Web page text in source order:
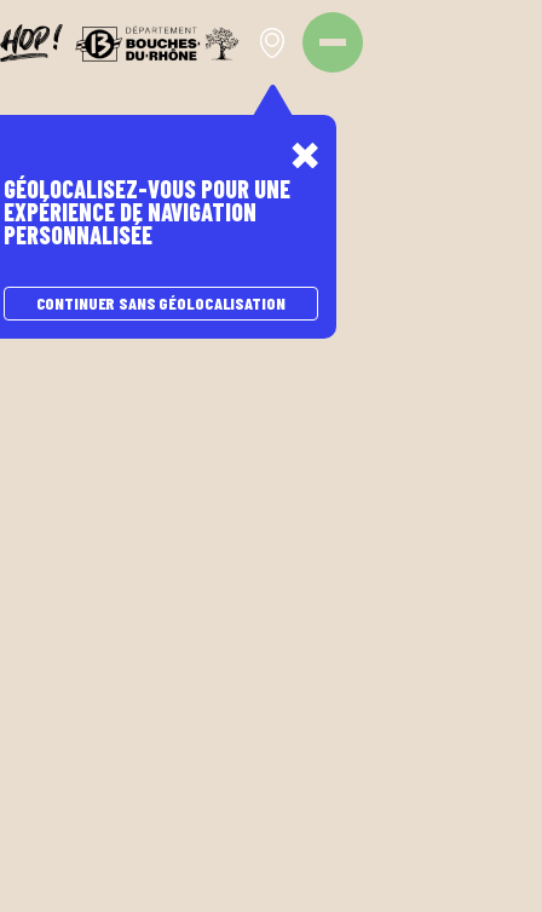
GÉOLOCALISEZ-VOUS POUR UNE
EXPÉRIENCE DE NAVIGATION
PERSONNALISÉE
CONTINUER SANS GÉOLOCALISATION